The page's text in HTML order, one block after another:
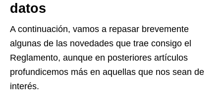
datos
A continuación, vamos a repasar brevemente
algunas de las novedades que trae consigo el
Reglamento, aunque en posteriores artículos
profundicemos más en aquellas que nos sean de
interés.